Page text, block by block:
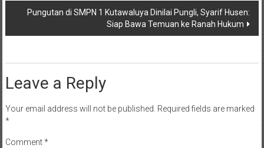
Pungutan di SMPN 1 Kutawaluya Dinilai Pungli, Syarif Husen:
Siap Bawa Temuan ke Ranah Hukum
Leave a Reply
Your email address will not be published. Required fields are marked
*
Comment*